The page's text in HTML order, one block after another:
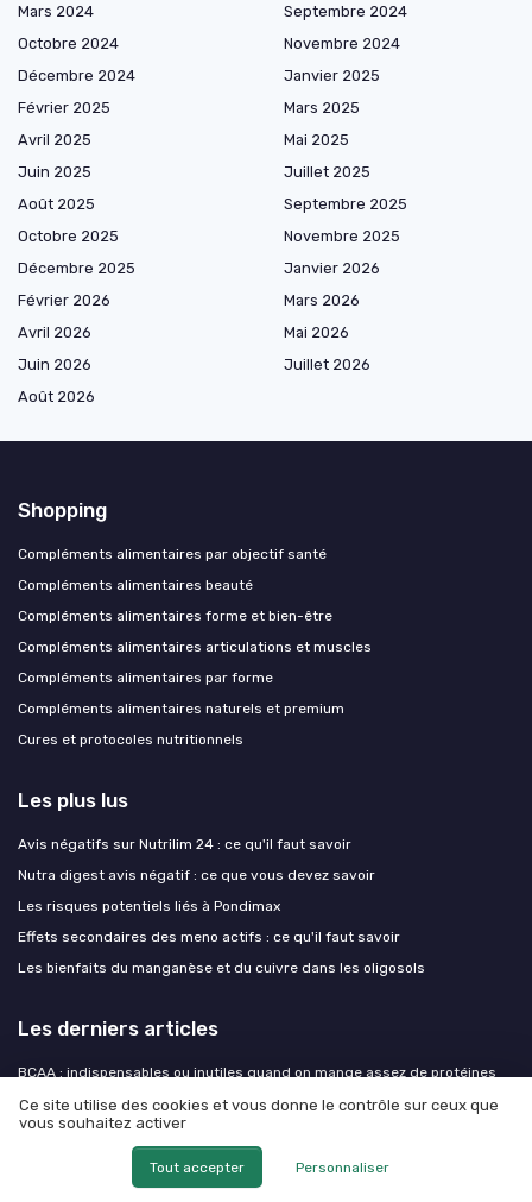
Mars 2024
Septembre 2024
Octobre 2024
Novembre 2024
Décembre 2024
Janvier 2025
Février 2025
Mars 2025
Avril 2025
Mai 2025
Juin 2025
Juillet 2025
Août 2025
Septembre 2025
Octobre 2025
Novembre 2025
Décembre 2025
Janvier 2026
Février 2026
Mars 2026
Avril 2026
Mai 2026
Juin 2026
Juillet 2026
Août 2026
Shopping
Compléments alimentaires par objectif santé
Compléments alimentaires beauté
Compléments alimentaires forme et bien-être
Compléments alimentaires articulations et muscles
Compléments alimentaires par forme
Compléments alimentaires naturels et premium
Cures et protocoles nutritionnels
Les plus lus
Avis négatifs sur Nutrilim 24 : ce qu'il faut savoir
Nutra digest avis négatif : ce que vous devez savoir
Les risques potentiels liés à Pondimax
Effets secondaires des meno actifs : ce qu'il faut savoir
Les bienfaits du manganèse et du cuivre dans les oligosols
Les derniers articles
BCAA : indispensables ou inutiles quand on mange assez de protéines
Nutralgic muscles : comment ce complément alimentaire peut soutenir
vos muscles et vos articulations
Optifibre danger : ce qu’il faut vraiment savoir avant d’utiliser cette fibre
Ce site utilise des cookies et vous donne le contrôle sur ceux que
vous souhaitez activer
Tout accepter Personnaliser